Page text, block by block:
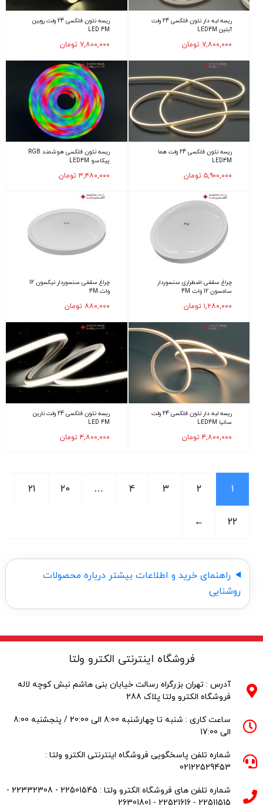
ریسه لبه دار نئون فلکسی 24 ولت
آبتین LED4M
۷,۸۰۰,۰۰۰ تومان
ریسه نئون فلکسی 24 ولت روبین
LED 4M
۷,۸۰۰,۰۰۰ تومان
ریسه نئون فلکسی 24 ولت هما
LED4M
۵,۹۰۰,۰۰۰ تومان
ریسه نئون فلکسی هوشمند RGB
پیکاسو LED4M
۳,۴۸۰,۰۰۰ تومان
چراغ سقفی اضطراری سنسوردار
سامسون 12 وات 4M
۱,۲۸۰,۰۰۰ تومان
چراغ سقفی سنسوردار نیکسون 12
وات 4M
۸۸۰,۰۰۰ تومان
ریسه لبه دار نئون فلکسی 24 ولت
سانیا LED4M
۴,۸۰۰,۰۰۰ تومان
ریسه نئون فلکسی 24 ولت نارین
LED 4M
۴,۸۰۰,۰۰۰ تومان
1
2
3
4
…
20
21
22
←
راهنمای خرید و اطلاعات بیشتر درباره محصولات
روشنایی
فروشگاه اینترنتی الکترو ولتا
آدرس : تهران بزرگراه رسالت خیابان بنی هاشم نبش کوچه لاله
فروشگاه الکترو ولتا پلاک 288
ساعت کاری : شنبه تا چهارشنبه 8:00 الی 20:00 / پنجشنبه 8:00
الی 17:00
شماره تلفن پاسخگویی فروشگاه اینترنتی الکترو ولتا :
02122529453
شماره تلفن های فروشگاه الکترو ولتا : 22501545 - 22332308 -
22511515 - 22521616 - 26301801